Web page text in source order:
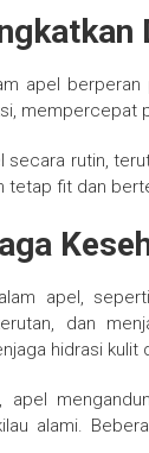
apel
mempercepat
secara rutin,
tetap fit dan
apel,
dan
hidrasi kulit
apel
alami.